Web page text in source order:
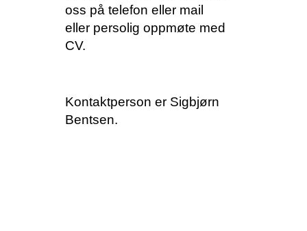
oss på telefon eller mail
eller persolig oppmøte med
CV.
Kontaktperson er Sigbjørn
Bentsen.